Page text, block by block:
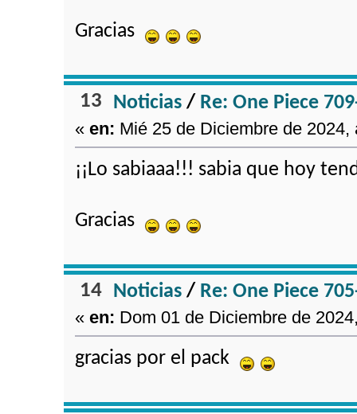
Gracias
13 Noticias/ Re: One Piece
«en: Mié 25 de Diciembre de 2024,
¡¡Lo sabiaaa!!! sabia que hoy
Gracias
14 Noticias/ Re: One Piece
«en: Dom 01 de Diciembre de
gracias por el pack